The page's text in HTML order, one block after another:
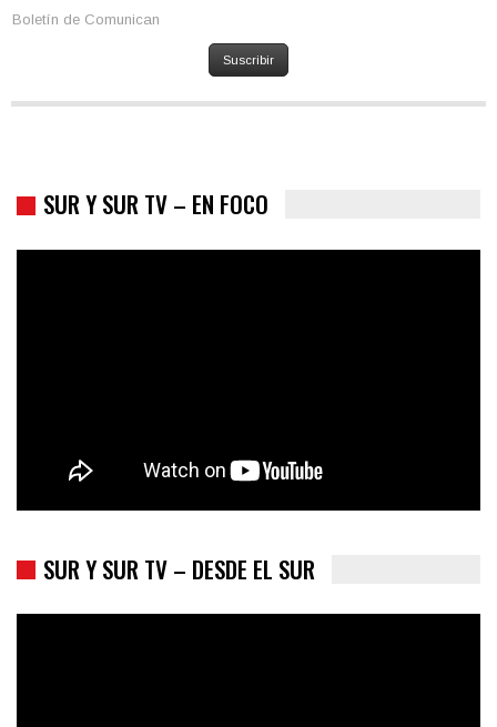
Boletín de Comunican
Suscribir
SUR Y SUR TV – EN FOCO
SUR Y SUR TV – DESDE EL SUR